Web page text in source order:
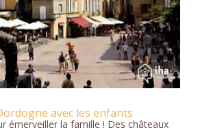
avec les enfants
émerveiller la famille ! Des châteaux